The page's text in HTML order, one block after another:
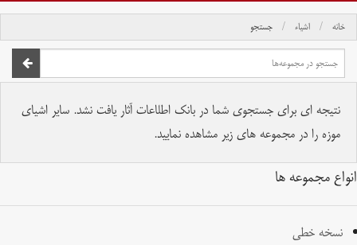
خانه اشیاء جستجو
نتیجه ای برای جستجوی شما در بانک اطلاعات آثار یافت نشد. سایر اشیای
موزه را در مجموعه های زیر مشاهده نمایید.
انواع مجموعه ها
نسخه خطی
تمام حقوق برای موسسه کتابخانه و موزه ملی ملک محفوظ است.